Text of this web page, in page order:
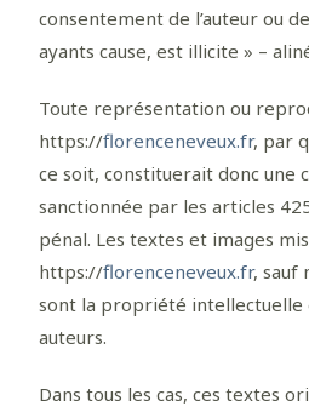
consentement de l’auteur ou
ayants cause, est illicite » –
Toute représentation ou
https://florenceneveux.fr, par
ce soit, constituerait donc une
sanctionnée par les articles
pénal. Les textes et images
https://florenceneveux.fr, sauf
sont la propriété intellectuelle
auteurs.
Dans tous les cas, ces textes